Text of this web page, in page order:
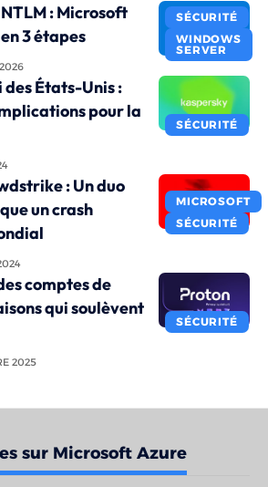
SÉCURITÉ
WINDOWS
SERVER
: Microsoft
3 étapes
SÉCURITÉ
États-Unis :
pour la
MICROSOFT
SÉCURITÉ
: Un duo
un crash
SÉCURITÉ
comptes de
qui soulèvent
2025
sur Microsoft Azure